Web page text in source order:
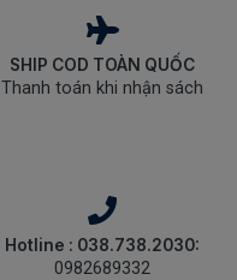
SHIP COD TOÀN QUỐC
Thanh toán khi nhận sách
Hotline : 038.738.2030:
0982689332